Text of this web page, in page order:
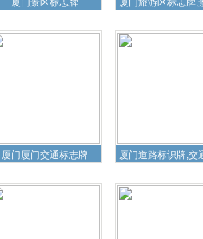
厦门厦门交通标志牌 厦门道路标识牌,交